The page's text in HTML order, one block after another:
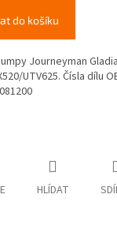
do košíku
Journeyman
UTV625. Čísla dílu
HLÍDAT